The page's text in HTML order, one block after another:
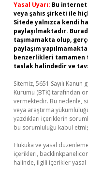
Yasal Uyarı: Bu
veya şahıs şirketi ile
Sitede yalnızca kendi
paylaşılmaktadır.
taşımamakta olup,
paylaşım
benzerlikleri tamamen
taslak halindedir ve
Sitemiz, 5651 Sayılı
Kurumu (BTK) tarafından
vermektedir. Bu nedenle,
veya araştırma
yazdıkları içeriklerin
bu sorumluluğu kabul etmiş
Hukuka ve yasal
içerikleri,
halinde, ilgili içerikler yasal